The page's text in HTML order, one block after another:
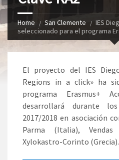
Home San Clemente
IES
seleccionado para el programa
El proyecto del IES
Regions in a click» ha
programa Erasmus+
desarrollará durante
2017/2018 en asociación
Parma (Italia),
Xylokastro-Corinto (Grecia).